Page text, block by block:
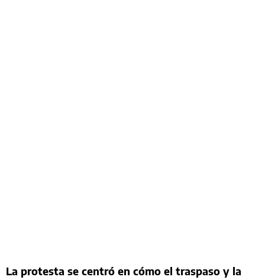
La protesta se centró en cómo el traspaso y la